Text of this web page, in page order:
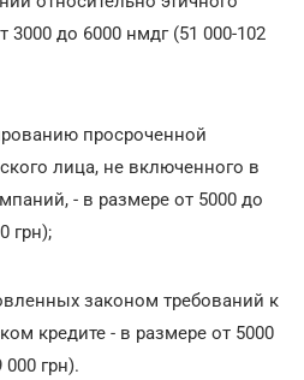
3000 до 6000 нмдг (51 000-102
просроченной
лица, не включенного в
- в размере от 5000 до
грн);
законом требований к
кредите - в размере от 5000
грн).